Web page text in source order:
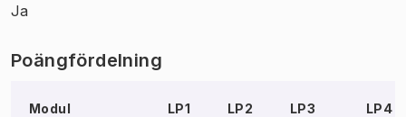
Ja
Poängfördelning
Modul LP1 LP2 LP3 LP4